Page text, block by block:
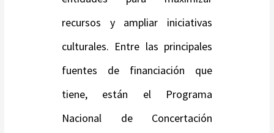
recursos y ampliar iniciativas
culturales. Entre las principales
fuentes de financiación que
tiene, están el Programa
Nacional de Concertación